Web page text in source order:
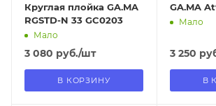
Круглая плойка GA.MA
RGSTD-N 33 GC0203
Мало
3 080 руб./шт
В КОРЗИНУ
GA.MA
Мало
3 250
В